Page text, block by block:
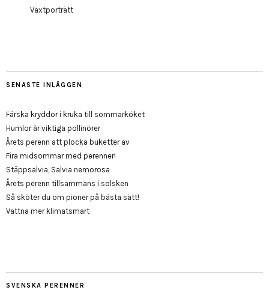
Växtporträtt
SENASTE INLÄGGEN
Färska kryddor i kruka till sommarköket
Humlor är viktiga pollinörer
Årets perenn att plocka buketter av
Fira midsommar med perenner!
Stäppsalvia, Salvia nemorosa
Årets perenn tillsammans i solsken
Så sköter du om pioner på bästa sätt!
Vattna mer klimatsmart
SVENSKA PERENNER